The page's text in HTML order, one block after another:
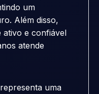
um
Além disso,
e confiável
atende
uma